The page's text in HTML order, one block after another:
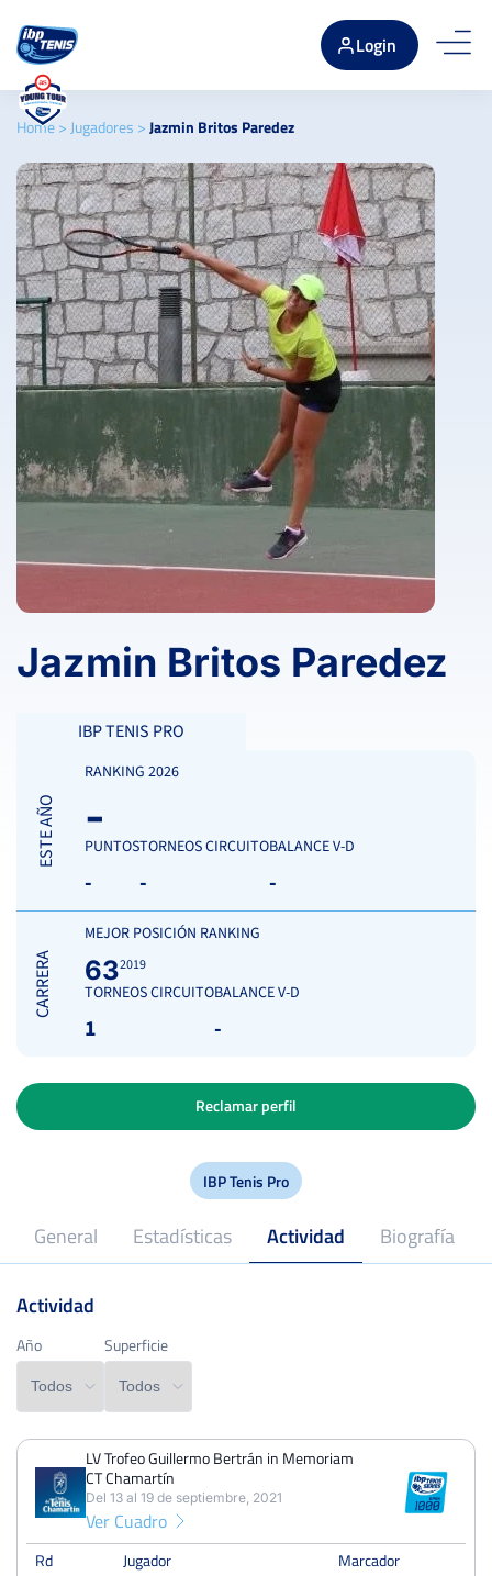
Login
Home> Jugadores >Jazmin Britos Paredez
Jazmin Britos Paredez
IBP TENIS PRO
ESTE AÑO
RANKING 2026
-
PUNTOS
-
TORNEOS CIRCUITO
-
BALANCE V-D
-
CARRERA
MEJOR POSICIÓN RANKING
632019
TORNEOS CIRCUITO
1
BALANCE V-D
-
IBP Tenis Pro
General Estadísticas Actividad Biografía
Reclamar perfil
Profesional desde
Año Superficie
PERDIDOSPARTIDOSGANADOS
8
PERDIDOS SETS
11 8
Actividad
Año Superficie
LV Trofeo Guillermo Bertrán in Memoriam
CT Chamartín
Del 13 al 19 de septiembre, 2021
Ver Cuadro
Rd Jugador
Marcador